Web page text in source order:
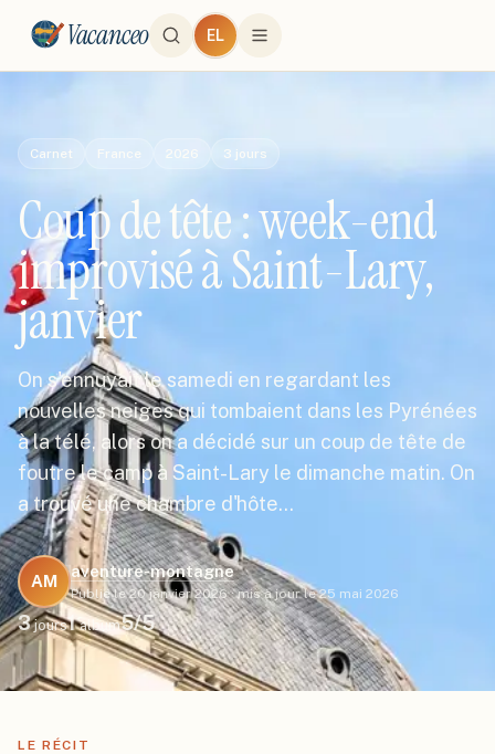
Vacanceo EL
Carnet France 2026 3 jours
Coup de tête : week-end
improvisé à Saint-Lary,
janvier
On s'ennuyait le samedi en regardant les
nouvelles neiges qui tombaient dans les Pyrénées
à la télé, alors on a décidé sur un coup de tête de
foutre le camp à Saint-Lary le dimanche matin. On
a trouvé une chambre d'hôte…
AM
aventure-montagne
Publié le 20 janvier 2026·mis à jour le 25 mai 2026
3jours1album5/5
LE RÉCIT